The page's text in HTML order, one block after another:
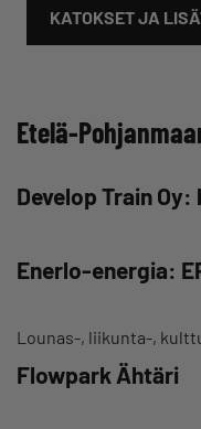
KATOKSET JA
Etelä-
Develop Train
Enerlo-energia:
Lounas-, liikunta-,
Flowpark Ähtäri